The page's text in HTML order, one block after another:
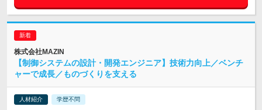
株式会社MAZIN
【制御システムの設計・開発エンジニア】技術力向上／ベンチ
ャーで成長／ものづくりを支える
人材紹介 学歴不問